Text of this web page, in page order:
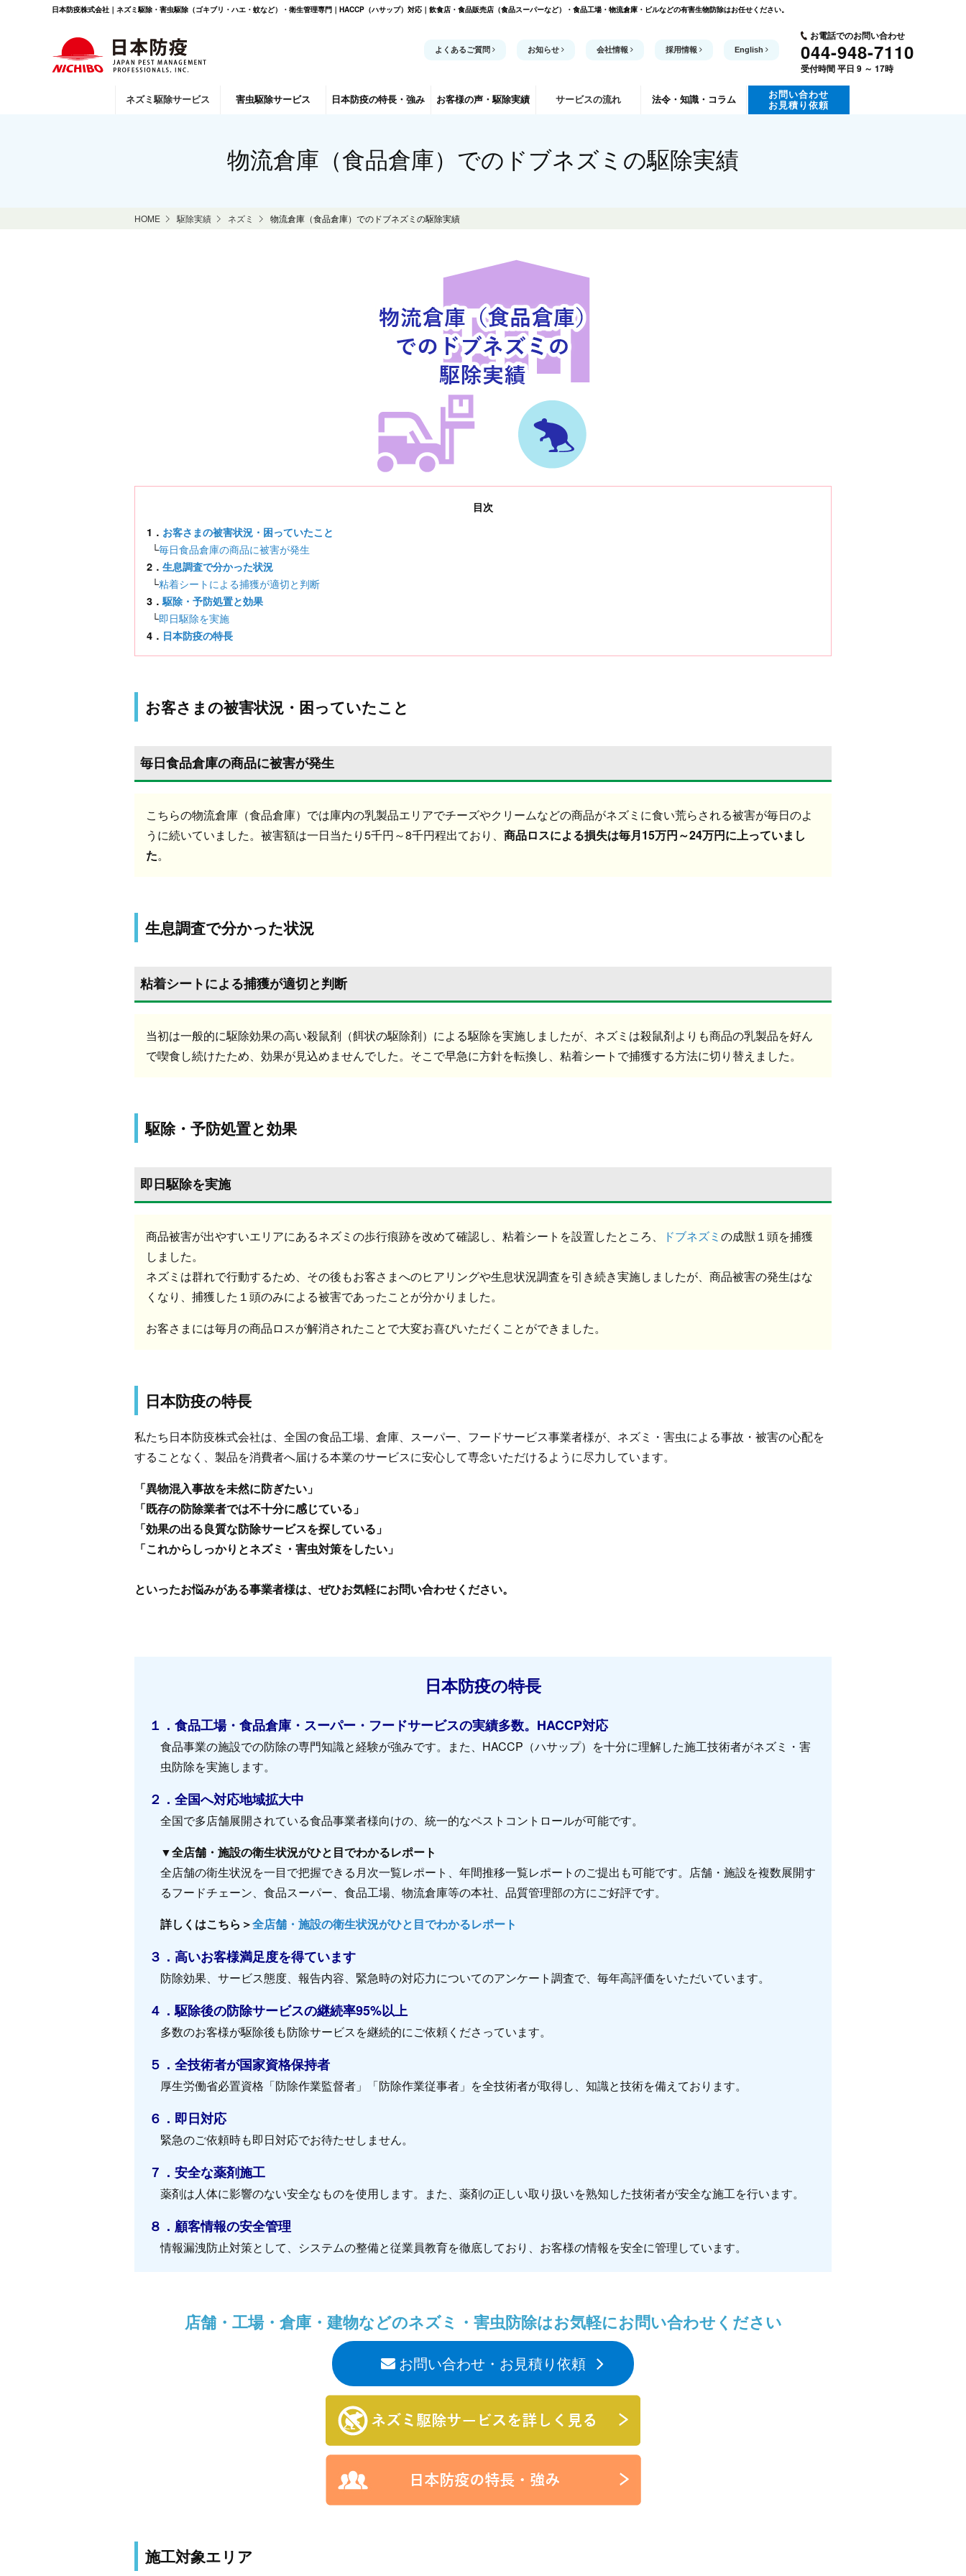
日本防疫株式会社｜ネズミ駆除・害虫駆除（ゴキブリ・ハエ・蚊など）・衛生管理専門｜HACCP（ハサップ）対応｜飲食店・食品販売店（食品スーパーなど）・食品工場・物流倉庫・ビルなどの有害生物防除はお任せください。
よくあるご質問 お知らせ 会社情報 採用情報 English
お電話でのお問い合わせ
044-948-7110
受付時間 平日 9 ～ 17時
ネズミ駆除サービス 害虫駆除サービス 日本防疫の特長・強み お客様の声 ・駆除実績 サービスの流れ 法令・知識・コラム
お問い合わせ
お見積り依頼
物流倉庫（食品倉庫）でのドブネズミの駆除実績
HOME 駆除実績 ネズミ 物流倉庫（食品倉庫）でのドブネズミの駆除実績
目次
1． お客さまの被害状況・困っていたこと
└毎日食品倉庫の商品に被害が発生
2． 生息調査で分かった状況
└粘着シートによる捕獲が適切と判断
3． 駆除・予防処置と効果
└即日駆除を実施
4． 日本防疫の特長
お客さまの被害状況・困っていたこと
毎日食品倉庫の商品に被害が発生
こちらの物流倉庫（食品倉庫）では庫内の乳製品エリアでチーズやクリームなどの商品がネズミに食い荒らされる被害が毎日のよ
うに続いていました。被害額は一日当たり5千円～8千円程出ており、 商品ロスによる損失は毎月15万円～24万円に上っていまし
た。
生息調査で分かった状況
粘着シートによる捕獲が適切と判断
当初は一般的に駆除効果の高い殺鼠剤（餌状の駆除剤）による駆除を実施しましたが、ネズミは殺鼠剤よりも商品の乳製品を好ん
で喫食し続けたため、効果が見込めませんでした。そこで早急に方針を転換し、粘着シートで捕獲する方法に切り替えました。
駆除・予防処置と効果
即日駆除を実施
商品被害が出やすいエリアにあるネズミの歩行痕跡を改めて確認し、粘着シートを設置したところ、 ドブネズミ の成獣１頭を捕獲
しました。
ネズミは群れで行動するため、その後もお客さまへのヒアリングや生息状況調査を引き続き実施しましたが、商品被害の発生はな
くなり、捕獲した１頭のみによる被害であったことが分かりました。
お客さまには毎月の商品ロスが解消されたことで大変お喜びいただくことができました。
日本防疫の特長
私たち日本防疫株式会社は、全国の食品工場、倉庫、スーパー、フードサービス事業者様が、ネズミ・害虫による事故・被害の心配を
することなく、製品を消費者へ届ける本業のサービスに安心して専念いただけるように尽力しています。
「異物混入事故を未然に防ぎたい」
「既存の防除業者では不十分に感じている」
「効果の出る良質な防除サービスを探している」
「これからしっかりとネズミ・害虫対策をしたい」
といったお悩みがある事業者様は、ぜひお気軽にお問い合わせください。
日本防疫の特長
１．食品工場・食品倉庫・スーパー・フードサービスの実績多数。HACCP対応
食品事業の施設での防除の専門知識と経験が強みです。また、HACCP（ハサップ）を十分に理解した施工技術者がネズミ・害
虫防除を実施します。
２．全国へ対応地域拡大中
全国で多店舗展開されている食品事業者様向けの、統一的なペストコントロールが可能です。
▼全店舗・施設の衛生状況がひと目でわかるレポート
全店舗の衛生状況を一目で把握できる月次一覧レポート、年間推移一覧レポートのご提出も可能です。店舗・施設を複数展開す
るフードチェーン、食品スーパー、食品工場、物流倉庫等の本社、品質管理部の方にご好評です。
詳しくはこちら＞全店舗・施設の衛生状況がひと目でわかるレポート
３．高いお客様満足度を得ています
防除効果、サービス態度、報告内容、緊急時の対応力についてのアンケート調査で、毎年高評価をいただいています。
４．駆除後の防除サービスの継続率95%以上
多数のお客様が駆除後も防除サービスを継続的にご依頼くださっています。
５．全技術者が国家資格保持者
厚生労働省必置資格「防除作業監督者」「防除作業従事者」を全技術者が取得し、知識と技術を備えております。
６．即日対応
緊急のご依頼時も即日対応でお待たせしません。
７．安全な薬剤施工
薬剤は人体に影響のない安全なものを使用します。また、薬剤の正しい取り扱いを熟知した技術者が安全な施工を行います。
８．顧客情報の安全管理
情報漏洩防止対策として、システムの整備と従業員教育を徹底しており、お客様の情報を安全に管理しています。
店舗・工場・倉庫・建物などのネズミ・害虫防除はお気軽にお問い合わせください
お問い合わせ・お見積り依頼
施工対象エリア